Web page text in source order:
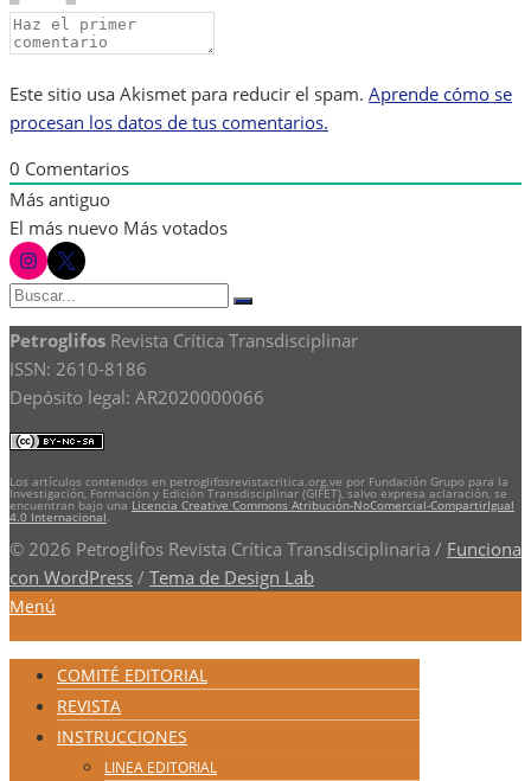
Este sitio usa Akismet para reducir el spam. Aprende cómo se
procesan los datos de tus comentarios.
0 Comentarios
Más antiguo
El más nuevo Más votados
instagram
twitter
Buscar:
Buscar
Petroglifos Revista Crítica Transdisciplinar
ISSN: 2610-8186
Depósito legal: AR2020000066
Los artículos contenidos en petroglifosrevistacritica.org.ve por Fundación Grupo para la
Investigación, Formación y Edición Transdisciplinar (GIFET), salvo expresa aclaración, se
encuentran bajo una Licencia Creative Commons Atribución-NoComercial-CompartirIgual
4.0 Internacional.
© 2026 Petroglifos Revista Crítica Transdisciplinaria / Funciona
con WordPress / Tema de Design Lab
Menú
COMITÉ EDITORIAL
REVISTA
INSTRUCCIONES
LINEA EDITORIAL